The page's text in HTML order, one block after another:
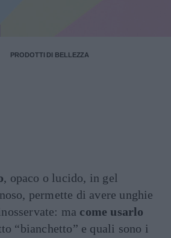
PRODOTTI DI BELLEZZA
, opaco o lucido, in gel
permette di avere unghie
ma come usarlo
“bianchetto” e quali sono i